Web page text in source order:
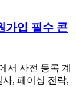
가입 필수 콘
서 사전 등록 계
, 페이싱 전략,